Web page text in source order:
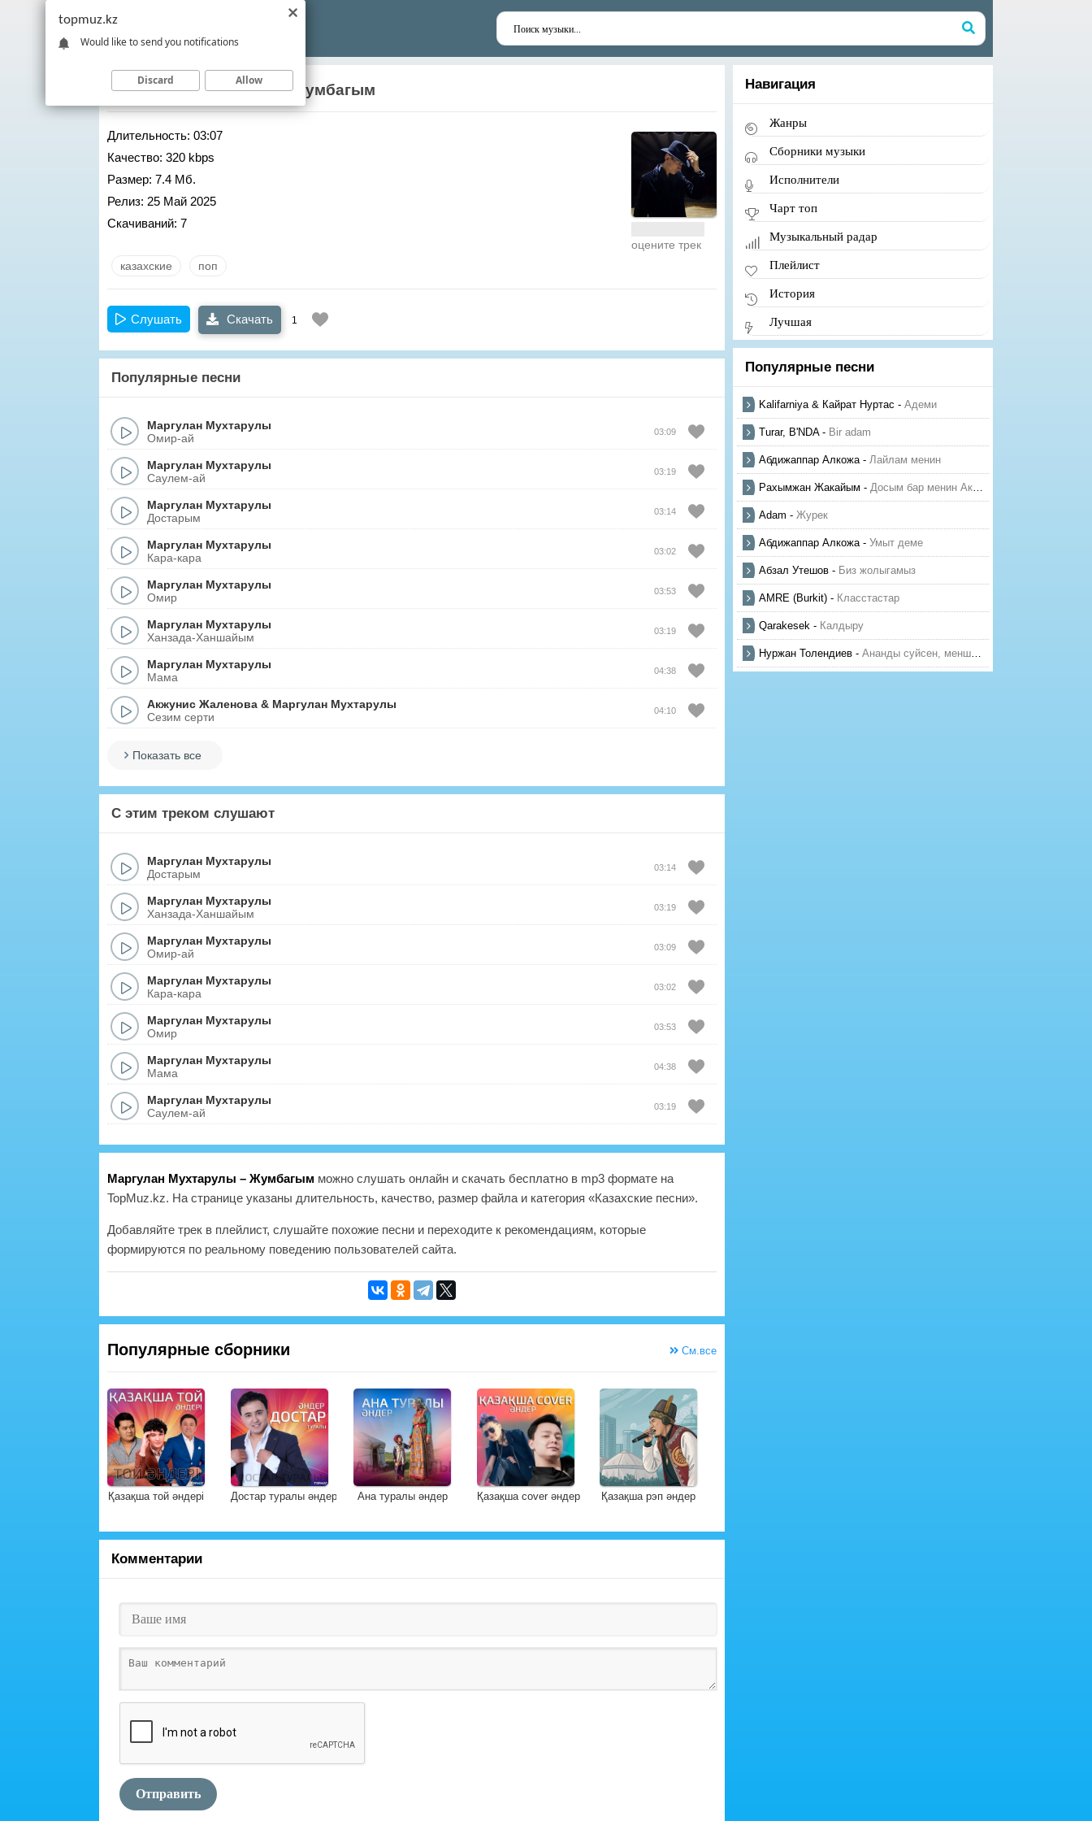
Маргулан Мухтарулы– Жумбагым
Длительность: 03:07
Качество: 320 kbps
Размер: 7.4 Мб.
Релиз: 25 Май 2025
Скачиваний: 7
оцените трек
казахские поп
Слушать Скачать 1
Популярные песни
Маргулан Мухтарулы
Омир-ай
03:09
Маргулан Мухтарулы
Саулем-ай
03:19
Маргулан Мухтарулы
Достарым
03:14
Маргулан Мухтарулы
Кара-кара
03:02
Маргулан Мухтарулы
Омир
03:53
Маргулан Мухтарулы
Ханзада-Ханшайым
03:19
Маргулан Мухтарулы
Мама
04:38
Акжунис Жаленова & Маргулан Мухтарулы
Сезим серти
04:10
Показать все
С этим треком слушают
Маргулан Мухтарулы
Достарым
03:14
Маргулан Мухтарулы
Ханзада-Ханшайым
03:19
Маргулан Мухтарулы
Омир-ай
03:09
Маргулан Мухтарулы
Кара-кара
03:02
Маргулан Мухтарулы
Омир
03:53
Маргулан Мухтарулы
Мама
04:38
Маргулан Мухтарулы
Саулем-ай
03:19
Маргулан Мухтарулы – Жумбагым можно слушать онлайн и скачать бесплатно в mp3 формате на
TopMuz.kz. На странице указаны длительность, качество, размер файла и категория «Казахские песни».
Добавляйте трек в плейлист, слушайте похожие песни и переходите к рекомендациям, которые
формируются по реальному поведению пользователей сайта.
Популярные сборники См.все
Қазақша той әндері Достар туралы әндер Ана туралы әндер Қазақша cover әндер Қазақша рэп әндер
Комментарии
Отправить
Навигация
Жанры
Сборники музыки
Исполнители
Чарт топ
Музыкальный радар
Плейлист
История
Лучшая
Популярные песни
Kalifarniya & Кайрат Нуртас - Адеми
Turar, B'NDA- Bir adam
Абдижаппар Алкожа- Лайлам менин
Рахымжан Жакайым - Досым бар менин Актауда
Adam - Журек
Абдижаппар Алкожа- Умыт деме
Абзал Утешов - Биз жолыгамыз
AMRE (Burkit) - Класстастар
Qarakesek - Калдыру
Нуржан Толендиев - Ананды суйсен, менше суй
topmuz.kz
Would like to send you notifications
Discard Allow